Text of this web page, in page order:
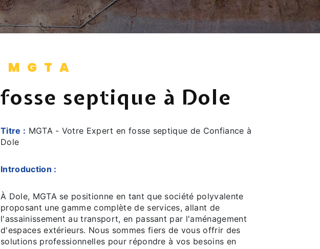
MGTA
fosse septique à Dole
Titre : MGTA - Votre Expert en fosse septique de Confiance à
Dole
Introduction :
À Dole, MGTA se positionne en tant que société polyvalente
proposant une gamme complète de services, allant de
l'assainissement au transport, en passant par l'aménagement
d'espaces extérieurs. Nous sommes fiers de vous offrir des
solutions professionnelles pour répondre à vos besoins en